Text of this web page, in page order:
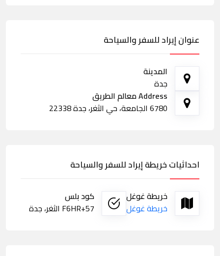
عنوان إيراد للسفر والسياحة
المدينة
جدة
Address معالم الطريق
6780 الجامعة، حي الثغر، جدة 22338
احداثيات خريطة إيراد للسفر والسياحة
خريطة غوغل
خريطة غوغل
كود بلس
F6HR+57 الثغر، جدة